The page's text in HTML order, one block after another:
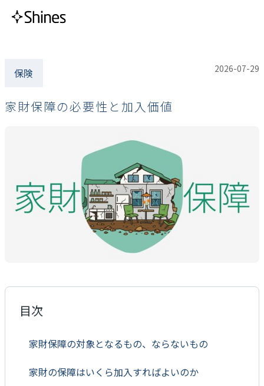
保険 2026-07-29
家財保障の必要性と加入価値
目次
家財保障の対象となるもの、ならないもの
家財の保障はいくら加入すればよいのか